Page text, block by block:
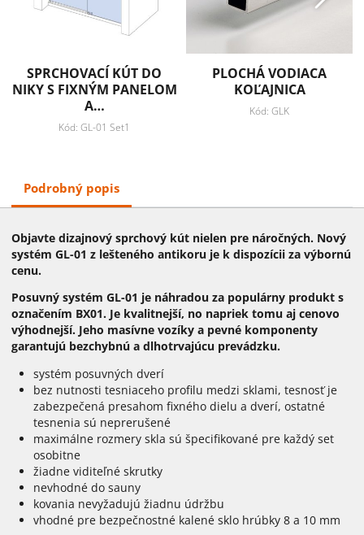
SPRCHOVACÍ KÚT DO
NIKY S FIXNÝM PANELOM
A…
Kód: GL-01 Set1
PLOCHÁ VODIACA
KOĽAJNICA
Kód: GLK
Podrobný popis
Objavte dizajnový sprchový kút nielen pre náročných. Nový
systém GL-01 z lešteného antikoru je k dispozícii za výbornú
cenu.
Posuvný systém GL-01 je náhradou za populárny produkt s
označením BX01. Je kvalitnejší, no napriek tomu aj cenovo
výhodnejší. Jeho masívne vozíky a pevné komponenty
garantujú bezchybnú a dlhotrvajúcu prevádzku.
systém posuvných dverí 
bez nutnosti tesniaceho profilu medzi sklami, tesnosť je
zabezpečená presahom fixného dielu a dverí, ostatné
tesnenia sú neprerušené
maximálne rozmery skla sú špecifikované pre každý set
osobitne
žiadne viditeľné skrutky
nevhodné do sauny
kovania nevyžadujú žiadnu údržbu
vhodné pre bezpečnostné kalené sklo hrúbky 8 a 10 mm